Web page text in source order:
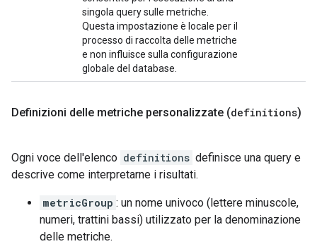
singola query sulle metriche.
Questa impostazione è locale per il
processo di raccolta delle metriche
e non influisce sulla configurazione
globale del database.
Definizioni delle metriche personalizzate (definitions)
Ogni voce dell'elenco definitions definisce una query e
descrive come interpretarne i risultati.
metricGroup : un nome univoco (lettere minuscole,
numeri, trattini bassi) utilizzato per la denominazione
delle metriche.